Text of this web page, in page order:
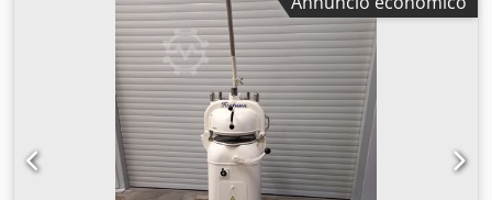
revisione / trasporto. Il prezzo indicato è al netto.
PARLIAMO INGLESE, TEDESCO, FRANCESE, RUSSO,